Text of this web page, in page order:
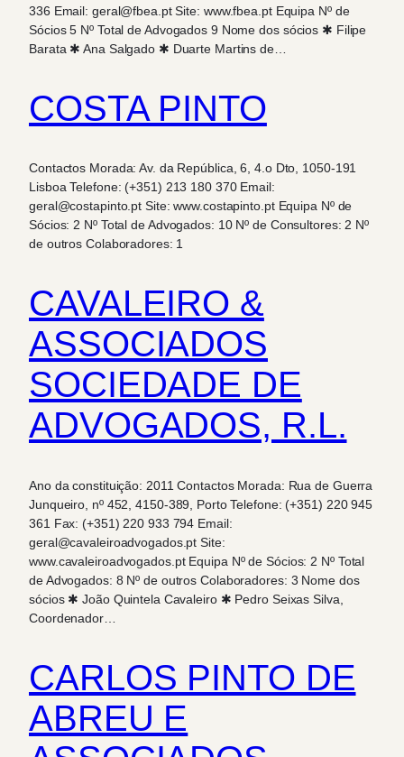
336 Email: geral@fbea.pt Site: www.fbea.pt Equipa Nº de
Sócios 5 Nº Total de Advogados 9 Nome dos sócios ✱ Filipe
Barata ✱ Ana Salgado ✱ Duarte Martins de…
COSTA PINTO
Contactos Morada: Av. da República, 6, 4.o Dto, 1050-191
Lisboa Telefone: (+351) 213 180 370 Email:
geral@costapinto.pt Site: www.costapinto.pt Equipa Nº de
Sócios: 2 Nº Total de Advogados: 10 Nº de Consultores: 2 Nº
de outros Colaboradores: 1
CAVALEIRO &
ASSOCIADOS
SOCIEDADE DE
ADVOGADOS, R.L.
Ano da constituição: 2011 Contactos Morada: Rua de Guerra
Junqueiro, nº 452, 4150-389, Porto Telefone: (+351) 220 945
361 Fax: (+351) 220 933 794 Email:
geral@cavaleiroadvogados.pt Site:
www.cavaleiroadvogados.pt Equipa Nº de Sócios: 2 Nº Total
de Advogados: 8 Nº de outros Colaboradores: 3 Nome dos
sócios ✱ João Quintela Cavaleiro ✱ Pedro Seixas Silva,
Coordenador…
CARLOS PINTO DE
ABREU E